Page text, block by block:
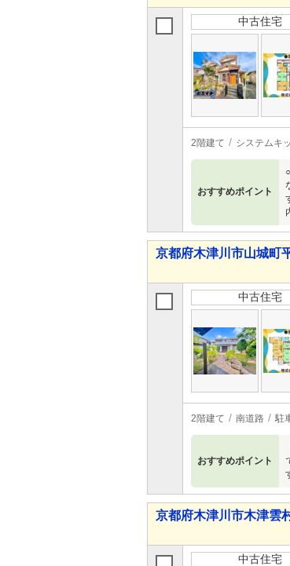
中古住宅
2階建て システムキ
おすすめポイント
京都府木津川市山城町
中古住宅
2階建て 南道路 駐
おすすめポイント
京都府木津川市木津雲
中古住宅